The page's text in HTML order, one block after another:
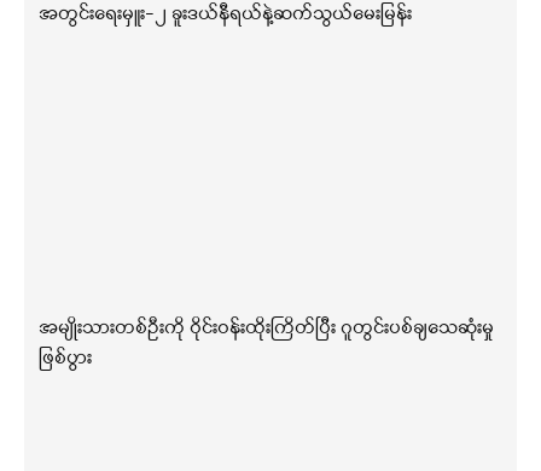
အတွင်းရေးမှူး-၂ ခူးဒယ်နီရယ်နဲ့ဆက်သွယ်မေးမြန်း
အမျိုးသားတစ်ဦးကို ဝိုင်းဝန်းထိုးကြိတ်ပြီး ဂူတွင်းပစ်ချသေဆုံးမှု
ဖြစ်ပွား